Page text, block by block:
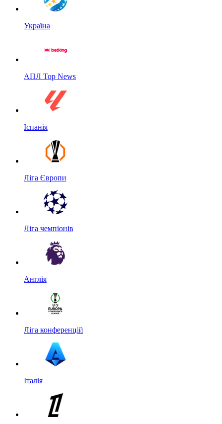
Україна
АПЛ Top News
Іспанія
Ліга Європи
Ліга чемпіонів
Англія
Ліга конференцій
Італія